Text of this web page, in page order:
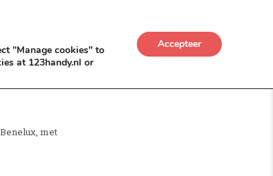
met
"Manage cookies" to
at 123handy.nl or
Accepteer